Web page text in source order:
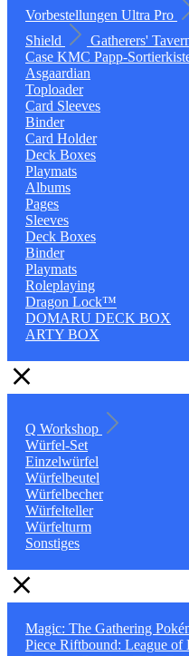
Vorbestellungen Ultra Pro
Shield
Gatherers'
Case KMC Papp-
Asgaardian
Toploader
Card Sleeves
Binder
Card Holder
Deck Boxes
Playmats
Albums
Pages
Sleeves
Deck Boxes
Binder
Playmats
Roleplaying
Dragon Lock™
DOMARU DECK BOX
ARTY BOX
Q Workshop
Würfel-Set
Einzelwürfel
Würfelbeutel
Würfelbecher
Würfelteller
Würfelturm
Sonstiges
Magic: The Gathering
Piece Riftbound: League of